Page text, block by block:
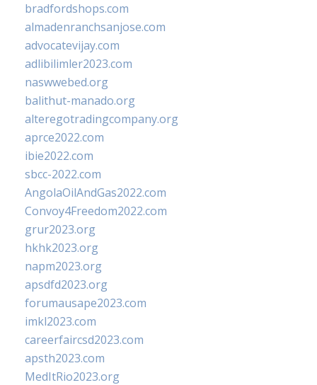
bradfordshops.com
almadenranchsanjose.com
advocatevijay.com
adlibilimler2023.com
naswwebed.org
balithut-manado.org
alteregotradingcompany.org
aprce2022.com
ibie2022.com
sbcc-2022.com
AngolaOilAndGas2022.com
Convoy4Freedom2022.com
grur2023.org
hkhk2023.org
napm2023.org
apsdfd2023.org
forumausape2023.com
imkl2023.com
careerfaircsd2023.com
apsth2023.com
MedItRio2023.org